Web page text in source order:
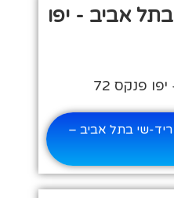
אביב - יפו
פנקס 72
שי בתל אביב –